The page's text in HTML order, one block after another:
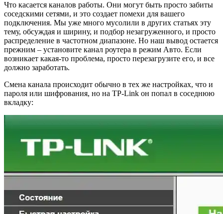
Что касается каналов работы. Они могут быть просто забиты
соседскими сетями, и это создает помехи для вашего
подключения. Мы уже много мусолили в других статьях эту
тему, обсуждая и ширину, и подбор незагруженного, и просто
распределение в частотном диапазоне. Но наш вывод остается
прежним – установите канал роутера в режим Авто. Если
возникает какая-то проблема, просто перезагрузите его, и все
должно заработать.
Смена канала происходит обычно в тех же настройках, что и
пароля или шифрования, но на TP-Link он попал в соседнюю
вкладку: